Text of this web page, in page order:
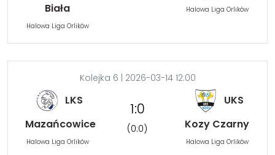
Biała
Halowa Liga Orlików
Halowa Liga Orlików
Kolejka 6 | 2026-03-14 12:00
LKS
Mazańcowice
Halowa Liga Orlików
1:0
(0:0)
UKS
Kozy Czarny
Halowa Liga Orlików